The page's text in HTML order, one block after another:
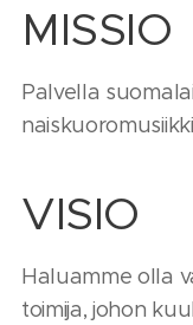
MISSIO
Palvella
VISIO
Haluamme olla
toimija, johon